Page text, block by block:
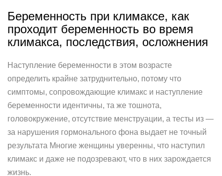
Беременность при климаксе, как
проходит беременность во время
климакса, последствия, осложнения
Наступление беременности в этом возрасте
определить крайне затруднительно, потому что
симптомы, сопровождающие климакс и наступление
беременности идентичны, та же тошнота,
головокружение, отсутствие менструации, а тесты из —
за нарушения гормонального фона выдает не точный
результата Многие женщины уверенны, что наступил
климакс и даже не подозревают, что в них зарождается
жизнь.